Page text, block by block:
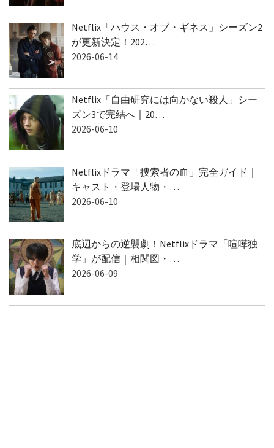
Netflix「ハウス・オブ・ギネス」シーズン2
が更新決定！202…
2026-06-14
Netflix「自由研究には向かない殺人」シー
ズン3で完結へ｜20…
2026-06-10
Netflixドラマ「捜索者の血」完全ガイド｜
キャスト・登場人物・…
2026-06-10
底辺からの逆襲劇！Netflixドラマ「喧嘩独
学」が配信｜相関図・…
2026-06-09